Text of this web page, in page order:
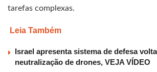
tarefas complexas.
Leia Também
Israel apresenta sistema de defesa
neutralização de drones, VEJA VÍDEO